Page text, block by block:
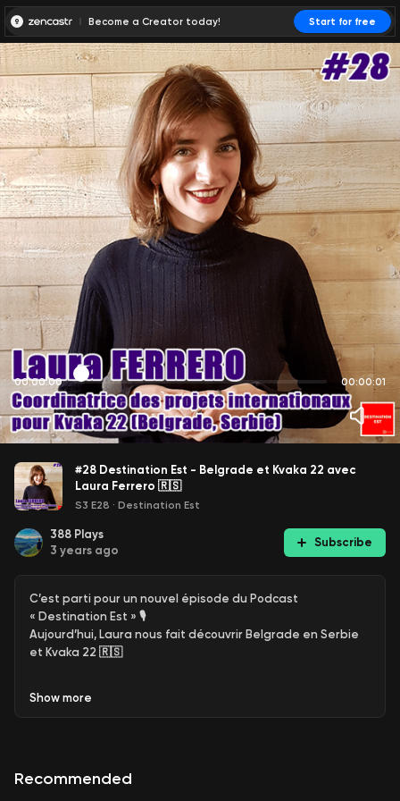
Become a Creator today! Start for free
00:00:00 00:00:01
#28 Destination Est - Belgrade et Kvaka 22 avec
Laura Ferrero 🇷🇸
S3 E28 · Destination Est
388 Plays
3 years ago
Subscribe
C’est parti pour un nouvel épisode du Podcast
« Destination Est » 🎙
Aujourd’hui, Laura nous fait découvrir Belgrade en Serbie
et Kvaka 22 🇷🇸
22, un espace d’art alternatif basé à Belgrade en Serbie
Arts de Belgrade.
Show more
Recommended